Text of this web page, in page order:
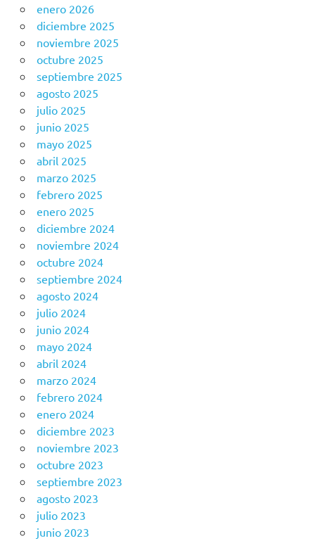
enero 2026
diciembre 2025
noviembre 2025
octubre 2025
septiembre 2025
agosto 2025
julio 2025
junio 2025
mayo 2025
abril 2025
marzo 2025
febrero 2025
enero 2025
diciembre 2024
noviembre 2024
octubre 2024
septiembre 2024
agosto 2024
julio 2024
junio 2024
mayo 2024
abril 2024
marzo 2024
febrero 2024
enero 2024
diciembre 2023
noviembre 2023
octubre 2023
septiembre 2023
agosto 2023
julio 2023
junio 2023